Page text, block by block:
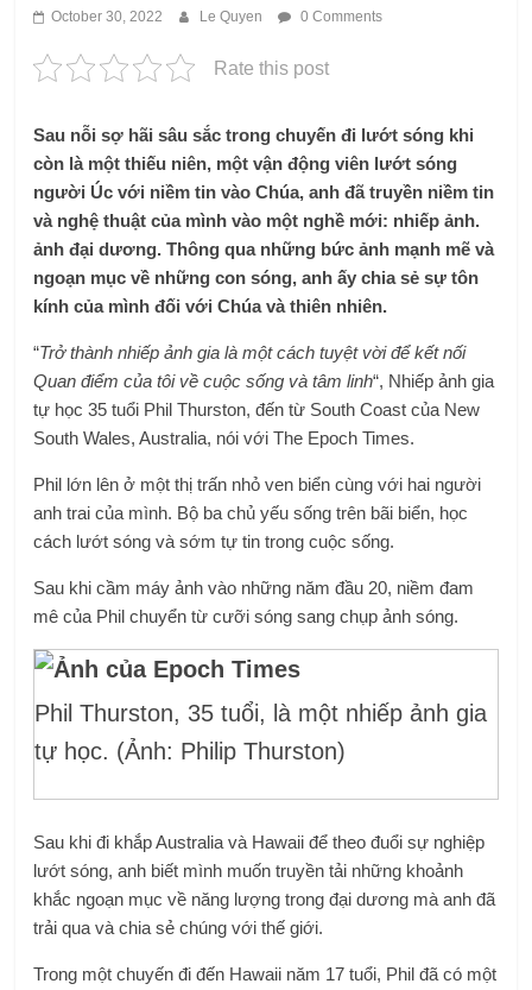
October 30, 2022 Le Quyen 0 Comments
Rate this post
Sau nỗi sợ hãi sâu sắc trong chuyến đi lướt sóng khi
còn là một thiếu niên, một vận động viên lướt sóng
người Úc với niềm tin vào Chúa, anh đã truyền niềm tin
và nghệ thuật của mình vào một nghề mới: nhiếp ảnh.
ảnh đại dương. Thông qua những bức ảnh mạnh mẽ và
ngoạn mục về những con sóng, anh ấy chia sẻ sự tôn
kính của mình đối với Chúa và thiên nhiên.
“Trở thành nhiếp ảnh gia là một cách tuyệt vời để kết nối
Quan điểm của tôivề cuộc sống và tâm linh“, Nhiếp ảnh gia
tự học 35 tuổi Phil Thurston, đến từ South Coast của New
South Wales, Australia, nói với The Epoch Times.
Phil lớn lên ở một thị trấn nhỏ ven biển cùng với hai người
anh trai của mình. Bộ ba chủ yếu sống trên bãi biển, học
cách lướt sóng và sớm tự tin trong cuộc sống.
Sau khi cầm máy ảnh vào những năm đầu 20, niềm đam
mê của Phil chuyển từ cưỡi sóng sang chụp ảnh sóng.
Phil Thurston, 35 tuổi, là một nhiếp ảnh gia
tự học. (Ảnh: Philip Thurston)
Sau khi đi khắp Australia và Hawaii để theo đuổi sự nghiệp
lướt sóng, anh biết mình muốn truyền tải những khoảnh
khắc ngoạn mục về năng lượng trong đại dương mà anh đã
trải qua và chia sẻ chúng với thế giới.
Trong một chuyến đi đến Hawaii năm 17 tuổi, Phil đã có một